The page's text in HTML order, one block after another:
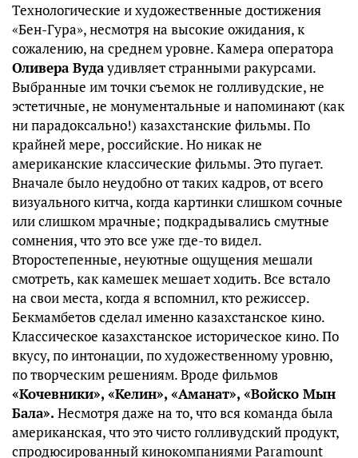
Технологические и художественные достижения
«Бен-Гура», несмотря на высокие ожидания, к
сожалению, на среднем уровне. Камера оператора
Оливера Вудаудивляет странными ракурсами.
Выбранные им точки съемок не голливудские, не
эстетичные, не монументальные и напоминают (как
ни парадоксально!) казахстанские фильмы. По
крайней мере, российские. Но никак не
американские классические фильмы. Это пугает.
Вначале было неудобно от таких кадров, от всего
визуального китча, когда картинки слишком сочные
или слишком мрачные; подкрадывались смутные
сомнения, что это все уже где-то видел.
Второстепенные, неуютные ощущения мешали
смотреть, как камешек мешает ходить. Все встало
на свои места, когда я вспомнил, кто режиссер.
Бекмамбетов сделал именно казахстанское кино.
Классическое казахстанское историческое кино. По
вкусу, по интонации, по художественному уровню,
по творческим решениям. Вроде фильмов
«Кочевники», «Келин», «Аманат», «Войско Мын
Бала». Несмотря даже на то, что вся команда была
американская, что это чисто голливудский продукт,
спродюсированный кинокомпаниями Paramount